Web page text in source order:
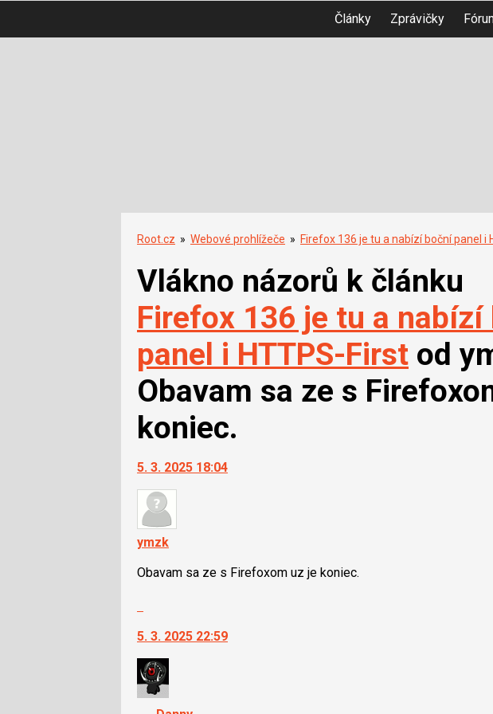
Články Zprávičky
Root.cz » Webové prohlížeče » Firefox 136 je tu a nabízí boční panel i
Vlákno názorů k článku
Firefox 136 je tu a nabízí
panel i HTTPS-First od
Obavam sa ze s
koniec.
5. 3. 2025 18:04
ymzk
Obavam sa ze s Firefoxom uz je koniec.
další
nový
názor.
K
navigaci
5. 3. 2025 22:59